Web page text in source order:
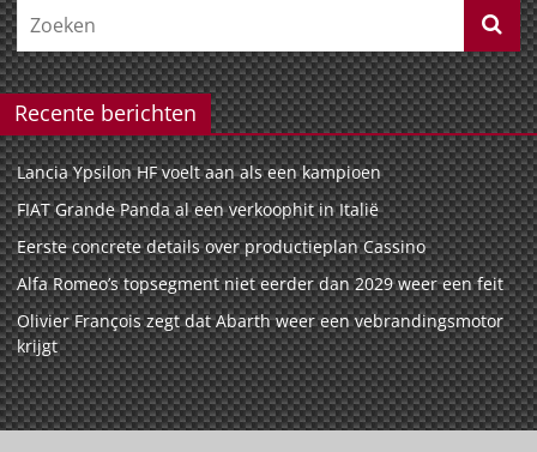
Recente berichten
Lancia Ypsilon HF voelt aan als een kampioen
FIAT Grande Panda al een verkoophit in Italië
Eerste concrete details over productieplan Cassino
Alfa Romeo’s topsegment niet eerder dan 2029 weer een feit
Olivier François zegt dat Abarth weer een vebrandingsmotor
krijgt